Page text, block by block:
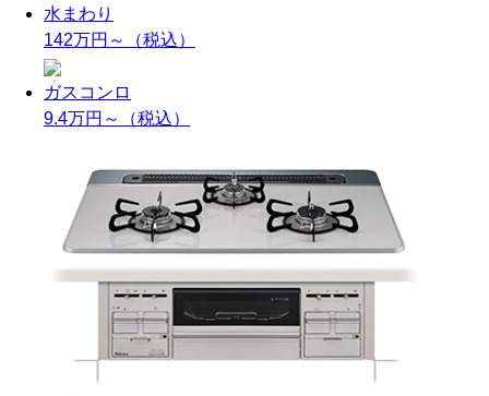
水まわり
142万円～
（税込）
ガスコンロ
9.4万円～
（税込）